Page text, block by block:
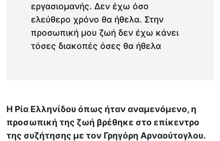
εργασιομανής. Δεν έχω όσο
ελεύθερο χρόνο θα ήθελα. Στην
προσωπική μου ζωή δεν έχω κάνει
τόσες διακοπές όσες θα ήθελα
Η Ρία Ελληνίδου όπως ήταν αναμενόμενο, η
προσωπική της ζωή βρέθηκε στο επίκεντρο
της συζήτησης με τον Γρηγόρη Αρναούτογλου.